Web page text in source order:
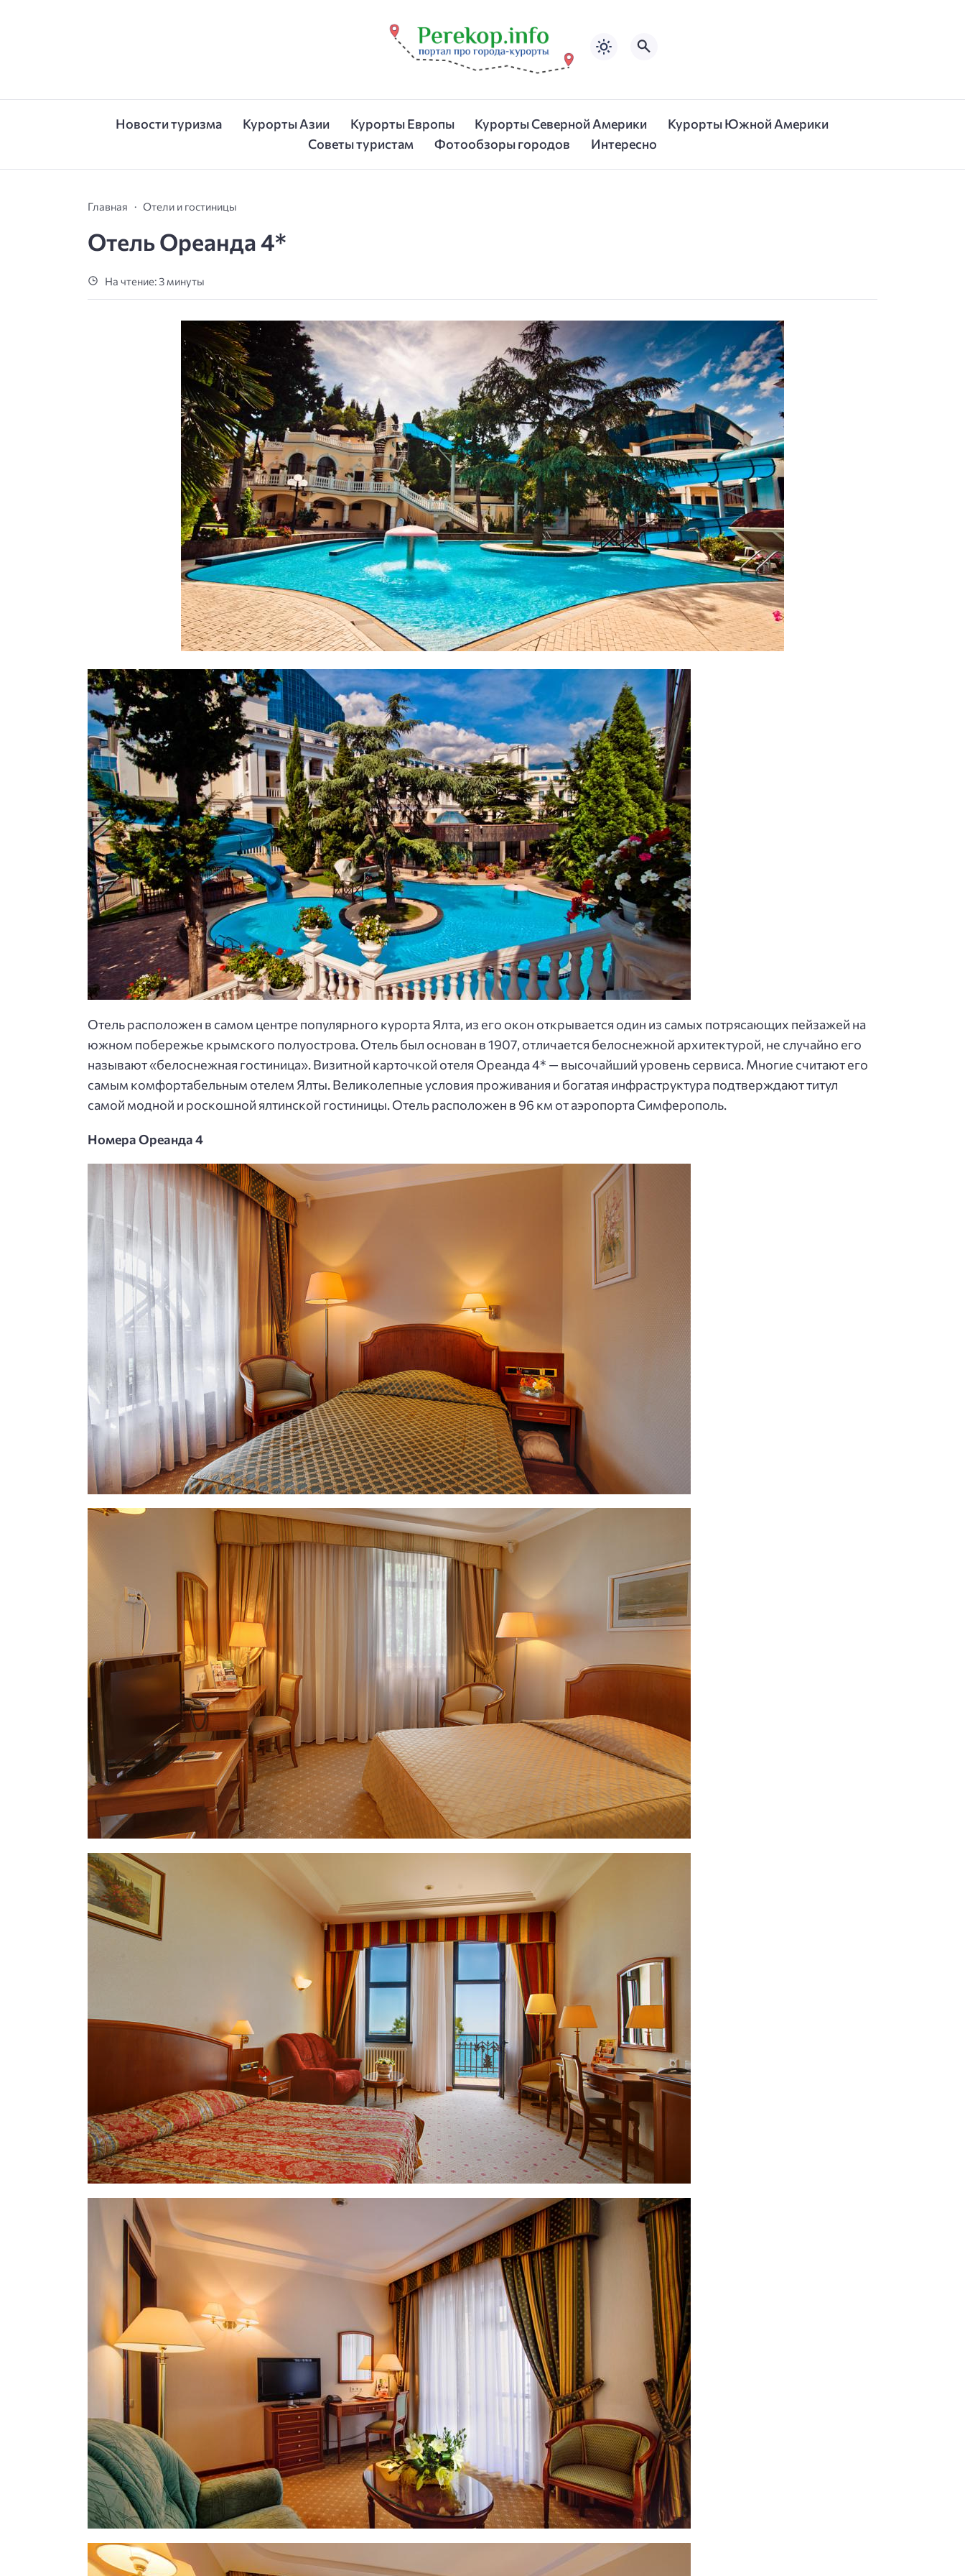
Новости туризма Курорты Азии Курорты Европы Курорты Северной Америки
Курорты Южной Америки
Советы туристам
Фотообзоры городов Интересно
Главная Отели и гостиницы
Отель Ореанда 4*
На чтение: 3 минуты
Отель расположен в самом центре популярного курорта Ялта, из его окон открывается один из самых потрясающих пейзажей на
южном побережье крымского полуострова. Отель был основан в 1907, отличается белоснежной архитектурой, не случайно его
называют «белоснежная гостиница». Визитной карточкой отеля Ореанда 4* — высочайший уровень сервиса. Многие считают его
самым комфортабельным отелем Ялты. Великолепные условия проживания и богатая инфраструктура подтверждают титул
самой модной и роскошной ялтинской гостиницы. Отель расположен в 96 км от аэропорта Симферополь.
Номера Ореанда 4